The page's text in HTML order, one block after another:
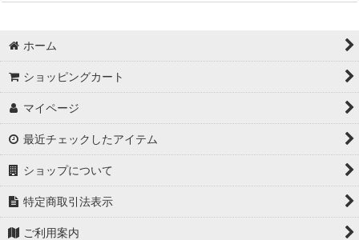
ホーム
ショッピングカート
マイページ
最近チェックしたアイテム
ショップについて
特定商取引法表示
ご利用案内